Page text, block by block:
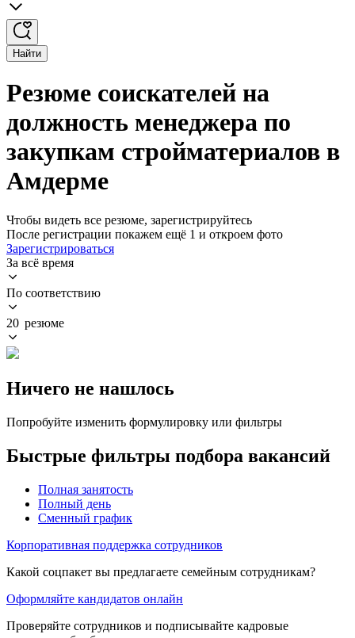
Найти
Резюме соискателей на
должность менеджера по
закупкам стройматериалов в
Амдерме
Чтобы видеть все резюме, зарегистрируйтесь
После регистрации покажем ещё 1 и откроем фото
Зарегистрироваться
За всё время
По соответствию
20 резюме
Ничего не нашлось
Попробуйте изменить формулировку или фильтры
Быстрые фильтры подбора вакансий
Полная занятость
Полный день
Сменный график
Корпоративная поддержка сотрудников
Какой соцпакет вы предлагаете семейным сотрудникам?
Оформляйте кандидатов онлайн
Проверяйте сотрудников и подписывайте кадровые